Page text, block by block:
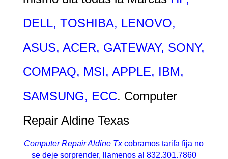
DELL, TOSHIBA, LENOVO,
ASUS, ACER, GATEWAY, SONY,
COMPAQ, MSI, APPLE, IBM,
SAMSUNG, ECC. Computer
Repair Aldine Texas
Computer Repair Aldine Txcobramos tarifa fija no
se deje sorprender, llamenos al 832.301.7860